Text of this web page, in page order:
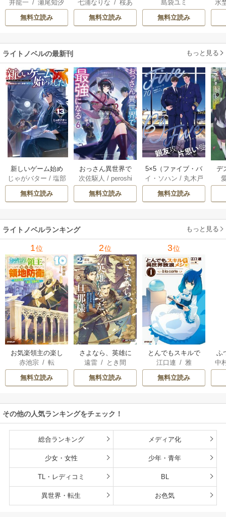
井龍一 /瀬尾知汐
無料立読み
悪役令息を助けた
ら気に入られまし
た
七浦なりな /桜あ
げは
/ くろでこ
無料立読み
は二人の王子に愛
される―
島袋ユミ
無料立読み
は
水
ライトノベルの最新刊 もっと見る
新しいゲーム始め
ました。～使命も
ないのに最強で
す？～ 13巻
じゃがバター / 塩部
/ りりんら
無料立読み
おっさん異世界で
最強になる 6巻
次佐駆人 / peroshi
無料立読み
5×5（ファイブ・バ
イ・ファイブ）
［分冊版］ 70巻
イ・ソハン / 丸木戸
/ 加藤智子
無料立読み
デ
ライトノベルランキング もっと見る
1位
お気楽領主の楽し
い領地防衛
赤池宗/ 転
無料立読み
2位
さよなら、英雄に
なった旦那様 ～た
だ祈るだけの役立
たずな妻のはずで
遠雷 / とき間
無料立読み
3位
とんでもスキルで
異世界放浪メシ
江口連 / 雅
無料立読み
ふ
中
その他の人気ランキングをチェック！
総合ランキング メディア化
少女・女性 少年・青年
TL・レディコミ BL
異世界・転生 お色気